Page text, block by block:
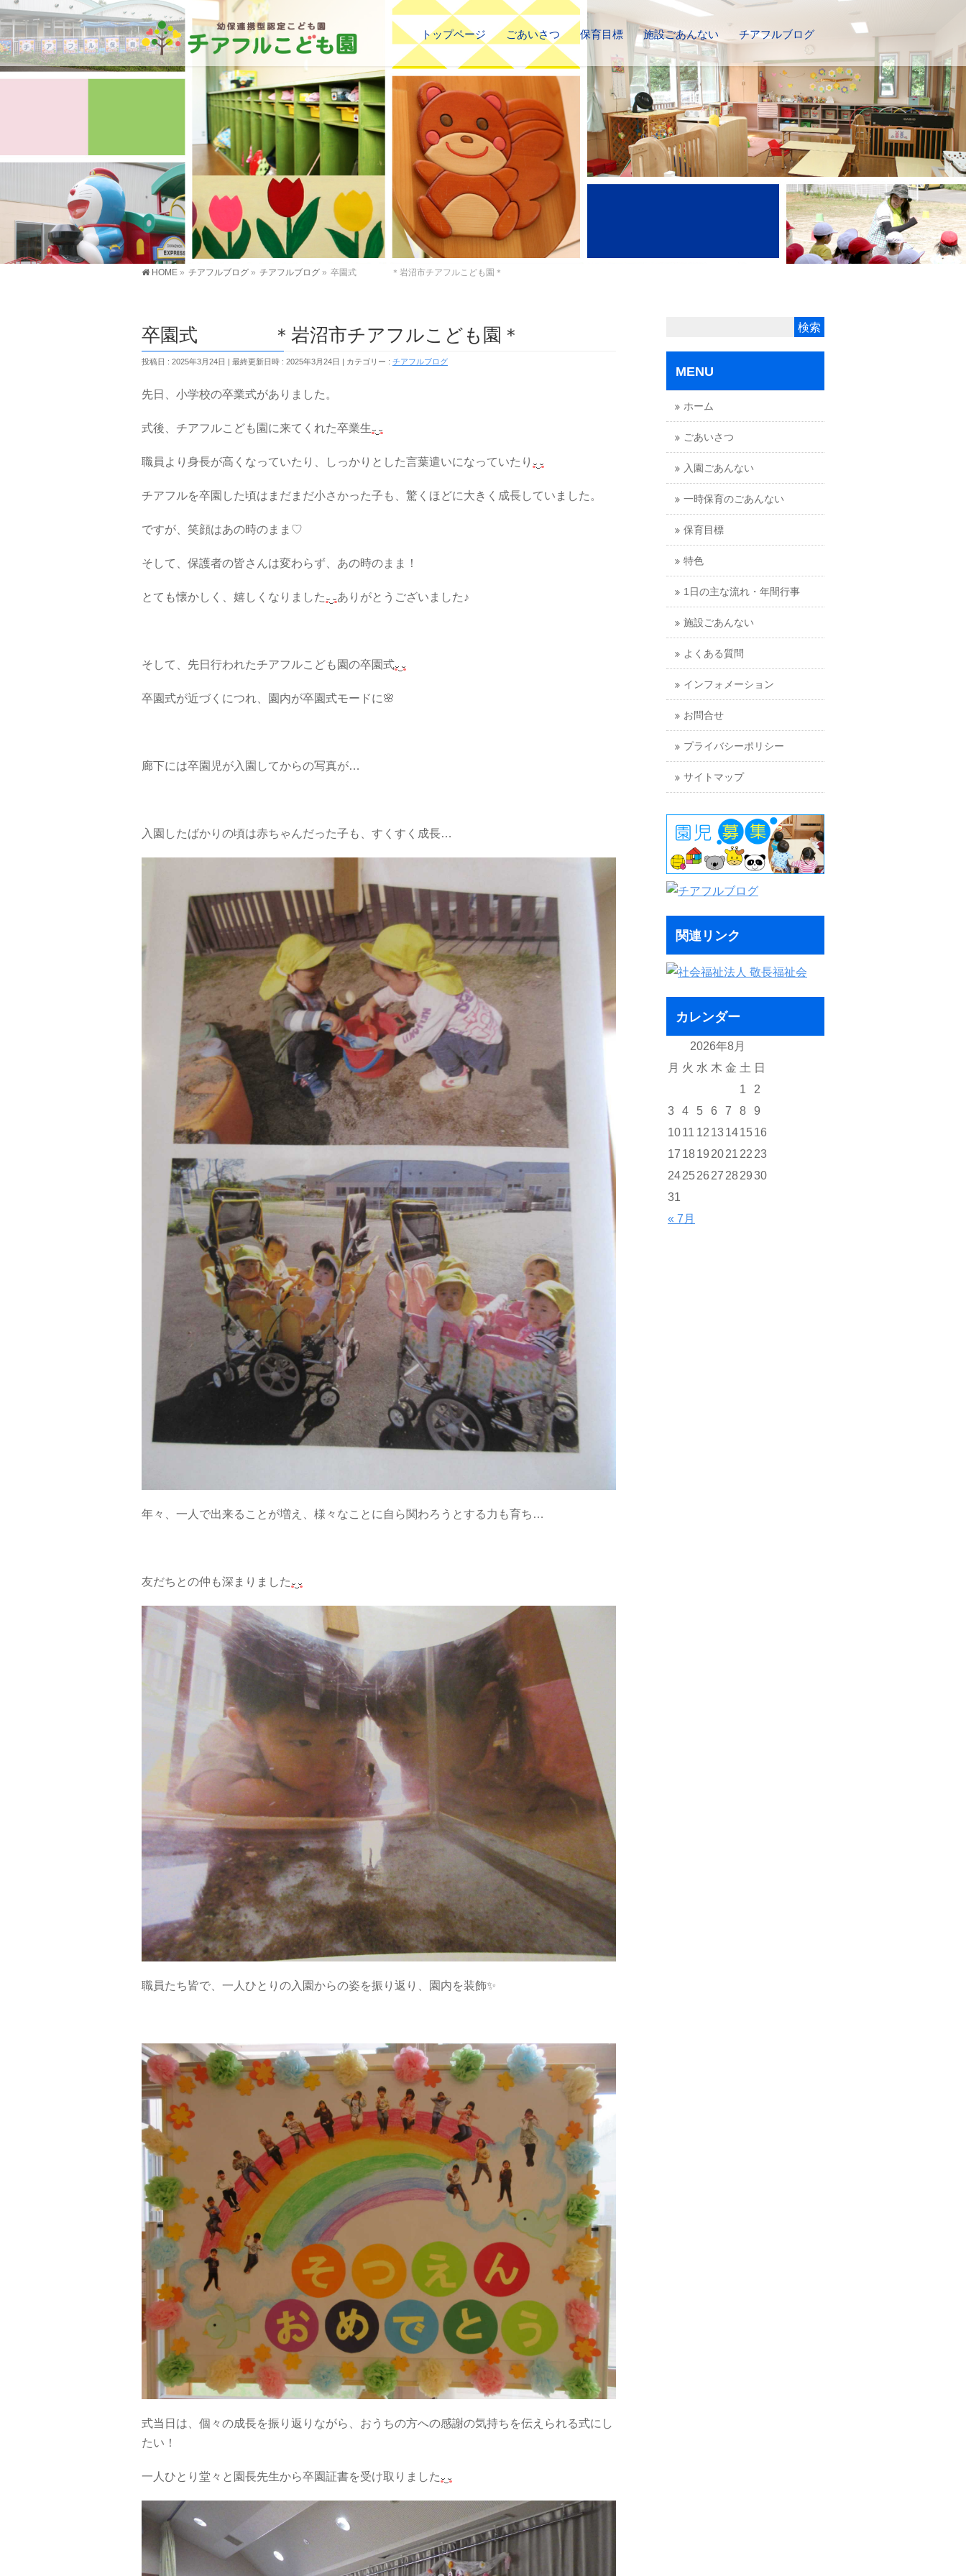
トップページ ごあいさつ 保育目標 施設ごあんない チアフルブログ
HOME » チアフルブログ » チアフルブログ » 卒園式 ＊岩沼市チアフルこども園＊
卒園式 ＊岩沼市チアフルこども園＊
投稿日 : 2025年3月24日 最終更新日時 : 2025年3月24日 カテゴリー : チアフルブログ
先日、小学校の卒業式がありました。
式後、チアフルこども園に来てくれた卒業生
職員より身長が高くなっていたり、しっかりとした言葉遣いになっていたり
チアフルを卒園した頃はまだまだ小さかった子も、驚くほどに大きく成長していました。
ですが、笑顔はあの時のまま♡
そして、保護者の皆さんは変わらず、あの時のまま！
とても懐かしく、嬉しくなりました ありがとうございました♪
そして、先日行われたチアフルこども園の卒園式
卒園式が近づくにつれ、園内が卒園式モードに🌸
廊下には卒園児が入園してからの写真が…
入園したばかりの頃は赤ちゃんだった子も、すくすく成長…
年々、一人で出来ることが増え、様々なことに自ら関わろうとする力も育ち…
友だちとの仲も深まりました
職員たち皆で、一人ひとりの入園からの姿を振り返り、園内を装飾✨
式当日は、個々の成長を振り返りながら、おうちの方への感謝の気持ちを伝えられる式にし
たい！
一人ひとり堂々と園長先生から卒園証書を受け取りました
MENU
ホーム
ごあいさつ
入園ごあんない
一時保育のごあんない
保育目標
特色
1日の主な流れ・年間行事
施設ごあんない
よくある質問
インフォメーション
お問合せ
プライバシーポリシー
サイトマップ
関連リンク
カレンダー
2026年8月
月 火 水 木 金 土 日
« 7月
1
2
3
4 5 6 7 8
9
1011 12 13141516
17 1819 2021 22 23
242526 27 282930
31